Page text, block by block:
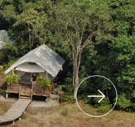
Next
Allé 17, 1. tv
C
2868